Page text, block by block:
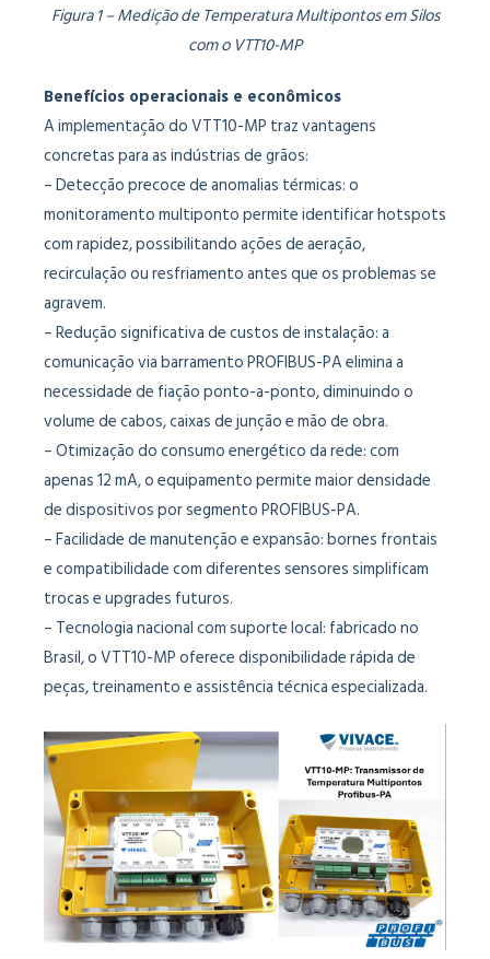
Figura 1 – Medição de Temperatura Multipontos em Silos
com o VTT10-MP
Benefícios operacionais e econômicos
A implementação do VTT10-MP traz vantagens
concretas para as indústrias de grãos:
– Detecção precoce de anomalias térmicas: o
monitoramento multiponto permite identificar hotspots
com rapidez, possibilitando ações de aeração,
recirculação ou resfriamento antes que os problemas se
agravem.
– Redução significativa de custos de instalação: a
comunicação via barramento PROFIBUS-PA elimina a
necessidade de fiação ponto-a-ponto, diminuindo o
volume de cabos, caixas de junção e mão de obra.
– Otimização do consumo energético da rede: com
apenas 12 mA, o equipamento permite maior densidade
de dispositivos por segmento PROFIBUS-PA.
– Facilidade de manutenção e expansão: bornes frontais
e compatibilidade com diferentes sensores simplificam
trocas e upgrades futuros.
– Tecnologia nacional com suporte local: fabricado no
Brasil, o VTT10-MP oferece disponibilidade rápida de
peças, treinamento e assistência técnica especializada.